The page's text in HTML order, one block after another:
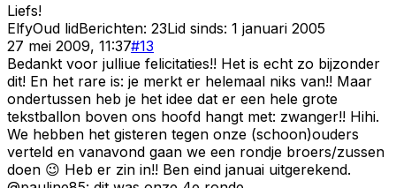
Liefs!
ElfyOud lidBerichten: 23Lid sinds: 1 januari 2005
27 mei 2009, 11:37#13
Bedankt voor julliue felicitaties!! Het is echt zo bijzonder
dit! En het rare is: je merkt er helemaal niks van!! Maar
ondertussen heb je het idee dat er een hele grote
tekstballon boven ons hoofd hangt met: zwanger!! Hihi.
We hebben het gisteren tegen onze (schoon)ouders
verteld en vanavond gaan we een rondje broers/zussen
doen 😉 Heb er zin in!! Ben eind januai uitgerekend.